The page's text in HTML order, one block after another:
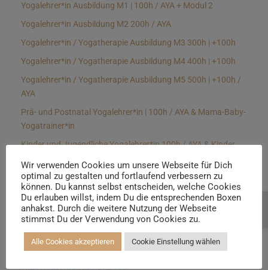
Yogalehrer*in Ausbildung M1 | 100h / AYA + Modul 2
Yogalehrer*in Ausbildung M2 200h / AYA
Yogalehrer*in / Yogatherapie Ausbildung M3 300h | +100h
Yogalehrer*in / Yogatherapie Ausbildung M4 400h | +100h
Yogalehrer*in / Yogatherapie Ausbildung M5 500h | +100h /
AYA
Prä- und Postnatal Yogalehrer*in | 100h / AYA & Mama-Baby-
Yogatrainer*in
Kinder und Jugendliche Yogalehrer*in 100h / AYA & Kinder
Yin Yogalehrer*in | 100 h & Faszientrainer*in
Hormon Yogalehrer*in / Yogatherapeut*in &
Stressmanagementtrainer*in | 70h
Longevitytrainer*in
Wir verwenden Cookies um unsere Webseite für Dich
optimal zu gestalten und fortlaufend verbessern zu
können. Du kannst selbst entscheiden, welche Cookies
Du erlauben willst, indem Du die entsprechenden Boxen
anhakst. Durch die weitere Nutzung der Webseite
stimmst Du der Verwendung von Cookies zu.
Alle Cookies akzeptieren Cookie Einstellung wählen
Beratung buchen